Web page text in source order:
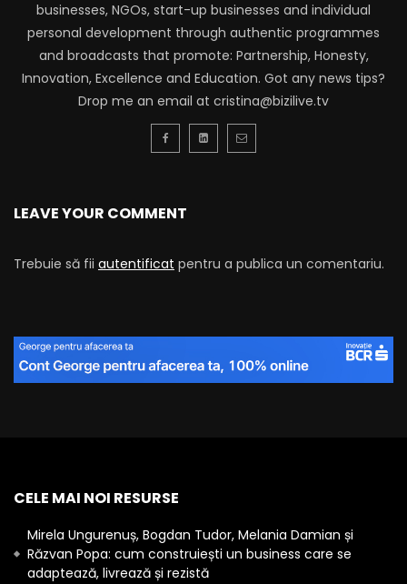
businesses, NGOs, start-up businesses and individual
personal development through authentic programmes
and broadcasts that promote: Partnership, Honesty,
Innovation, Excellence and Education. Got any news tips?
Drop me an email at cristina@bizilive.tv
LEAVE YOUR COMMENT
Trebuie să fii autentificat pentru a publica un comentariu.
CELE MAI NOI RESURSE
Mirela Ungurenuș, Bogdan Tudor, Melania Damian și
Răzvan Popa: cum construiești un business care se
adaptează, livrează și rezistă